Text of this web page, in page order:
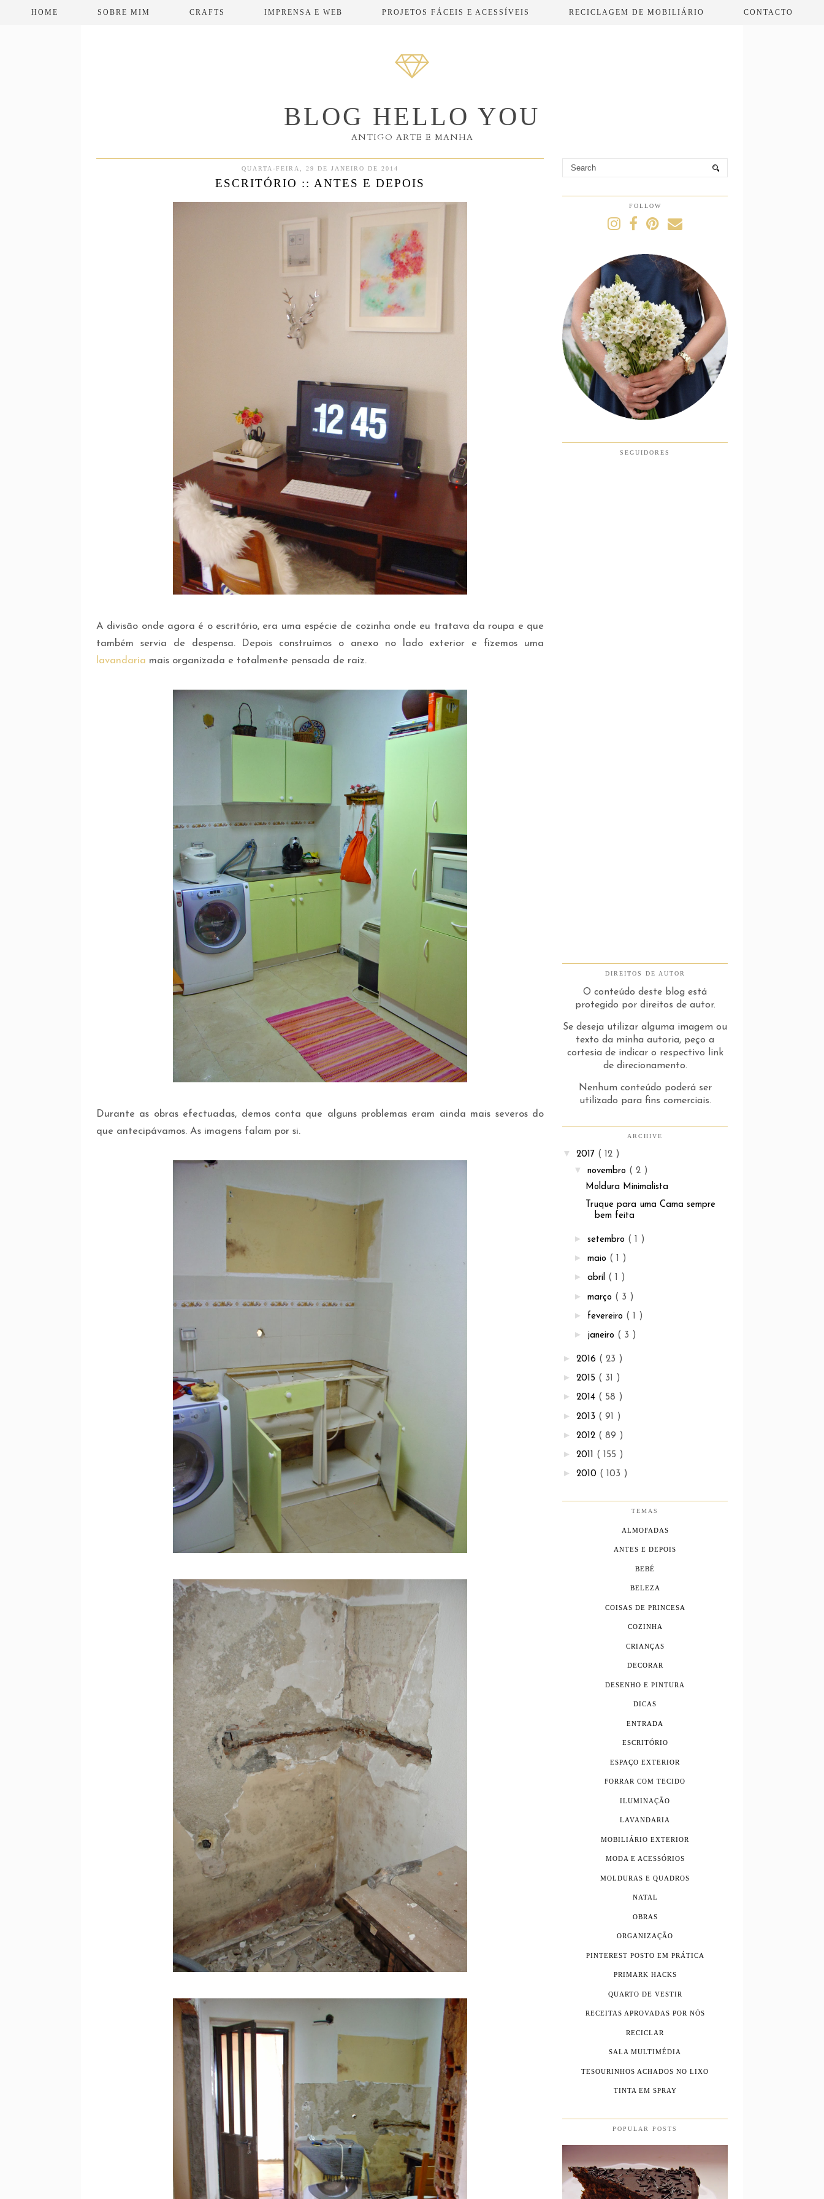
HOME SOBRE MIM CRAFTS IMPRENSA E WEB PROJETOS FÁCEIS E ACESSÍVEIS RECICLAGEM DE MOBILIÁRIO CONTACTO
BLOG HELLO YOU
ANTIGO ARTE E MANHA
QUARTA-FEIRA, 29 DE JANEIRO DE 2014
ESCRITÓRIO :: ANTES E DEPOIS
A divisão onde agora é o escritório, era uma espécie de cozinha onde eu tratava da roupa e que
também servia de despensa. Depois construímos o anexo no lado exterior e fizemos uma
lavandaria mais organizada e totalmente pensada de raiz.
Durante as obras efectuadas, demos conta que alguns problemas eram ainda mais severos do
que antecipávamos. As imagens falam por si.
FOLLOW
SEGUIDORES
DIREITOS DE AUTOR
O conteúdo deste blog está
protegido por direitos de autor.
Se deseja utilizar alguma imagem ou
texto da minha autoria, peço a
cortesia de indicar o respectivo link
de direcionamento.
Nenhum conteúdo poderá ser
utilizado para fins comerciais.
ARCHIVE
▼ 2017 ( 12 )
▼ novembro ( 2 )
Moldura Minimalista
Truque para uma Cama sempre
bem feita
► setembro ( 1 )
► maio ( 1 )
► abril ( 1 )
► março ( 3 )
► fevereiro ( 1 )
► janeiro ( 3 )
► 2016 ( 23 )
► 2015 ( 31 )
► 2014 ( 58 )
► 2013 ( 91 )
► 2012 ( 89 )
► 2011 ( 155 )
► 2010 ( 103 )
TEMAS
ALMOFADAS
ANTES E DEPOIS
BEBÉ
BELEZA
COISAS DE PRINCESA
COZINHA
CRIANÇAS
DECORAR
DESENHO E PINTURA
DICAS
ENTRADA
ESCRITÓRIO
ESPAÇO EXTERIOR
FORRAR COM TECIDO
ILUMINAÇÃO
LAVANDARIA
MOBILIÁRIO EXTERIOR
MODA E ACESSÓRIOS
MOLDURAS E QUADROS
NATAL
OBRAS
ORGANIZAÇÃO
PINTEREST POSTO EM PRÁTICA
PRIMARK HACKS
QUARTO DE VESTIR
RECEITAS APROVADAS POR NÓS
RECICLAR
SALA MULTIMÉDIA
TESOURINHOS ACHADOS NO LIXO
TINTA EM SPRAY
POPULAR POSTS